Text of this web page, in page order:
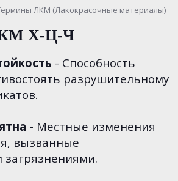
ЛКМ (Лакокрасочные материалы)
Х-Ц-Ч
- Способность
разрушительному
- Местные изменения
вызванные